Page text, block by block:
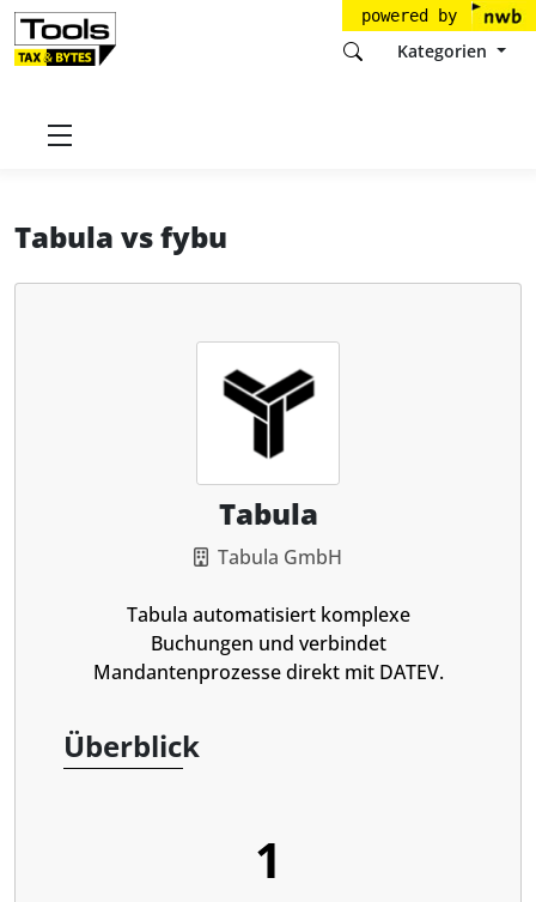
powered by
Kategorien
Startseite
Tabula vsfybu
Tabula
Tabula GmbH
Tabula automatisiert komplexe
Buchungen und verbindet
Mandantenprozesse direkt mit DATEV.
Überblick
1